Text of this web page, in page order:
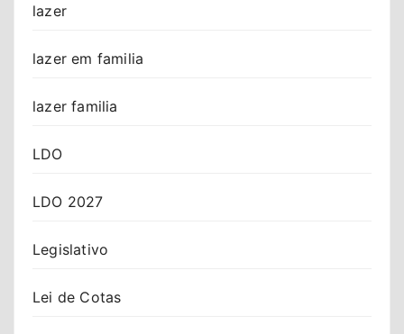
lazer
lazer em familia
lazer familia
LDO
LDO 2027
Legislativo
Lei de Cotas